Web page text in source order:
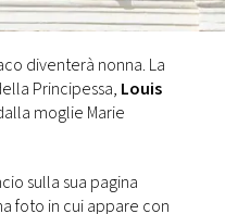
diventerà nonna. La
Principessa, Louis
moglie Marie
sulla sua pagina
foto in cui appare con